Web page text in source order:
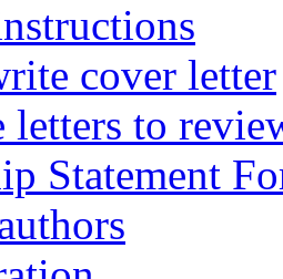
cover letter
letters to
Statement